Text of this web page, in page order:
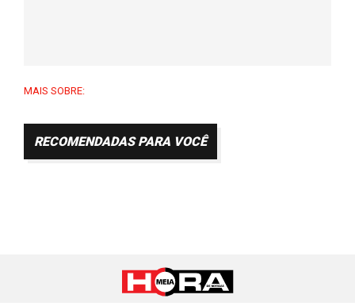
MAIS SOBRE:
RECOMENDADAS PARA VOCÊ